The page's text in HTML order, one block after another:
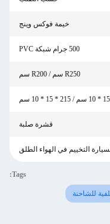
خيمة فوكس وينج
500 جرام شبكة PVC
R250 سم / R200 سم
قشرة صلبة
التخييم في الهواء الطلق
Tags:
للشاحنة